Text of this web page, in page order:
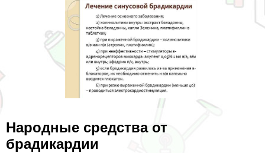
Народные средства от
брадикардии